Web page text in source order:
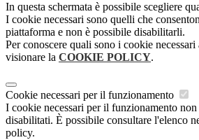
In questa schermata è possibile scegliere
I cookie necessari sono quelli che
piattaforma e non è possibile disabilitarli.
Per conoscere quali sono i cookie
visionare la COOKIE POLICY.
Cookie necessari per il funzionamento
I cookie necessari per il funzionamento non
disabilitati. È possibile consultare l'elenco
policy.